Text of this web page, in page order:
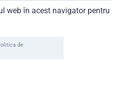
web în acest navigator pentru
de